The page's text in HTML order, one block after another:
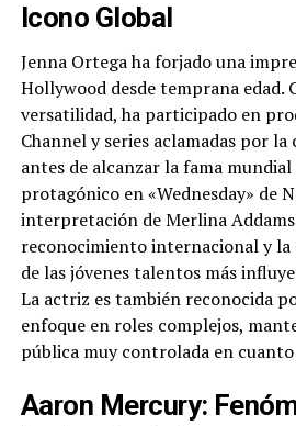
Icono Global
Jenna Ortega ha forjado una
Hollywood desde temprana edad.
versatilidad, ha participado en
Channel y series aclamadas por
antes de alcanzar la fama
protagónico en «Wednesday» de
interpretación de Merlina
reconocimiento internacional y la
de las jóvenes talentos más
La actriz es también reconocida
enfoque en roles complejos,
pública muy controlada en cuanto
Aaron Mercury: